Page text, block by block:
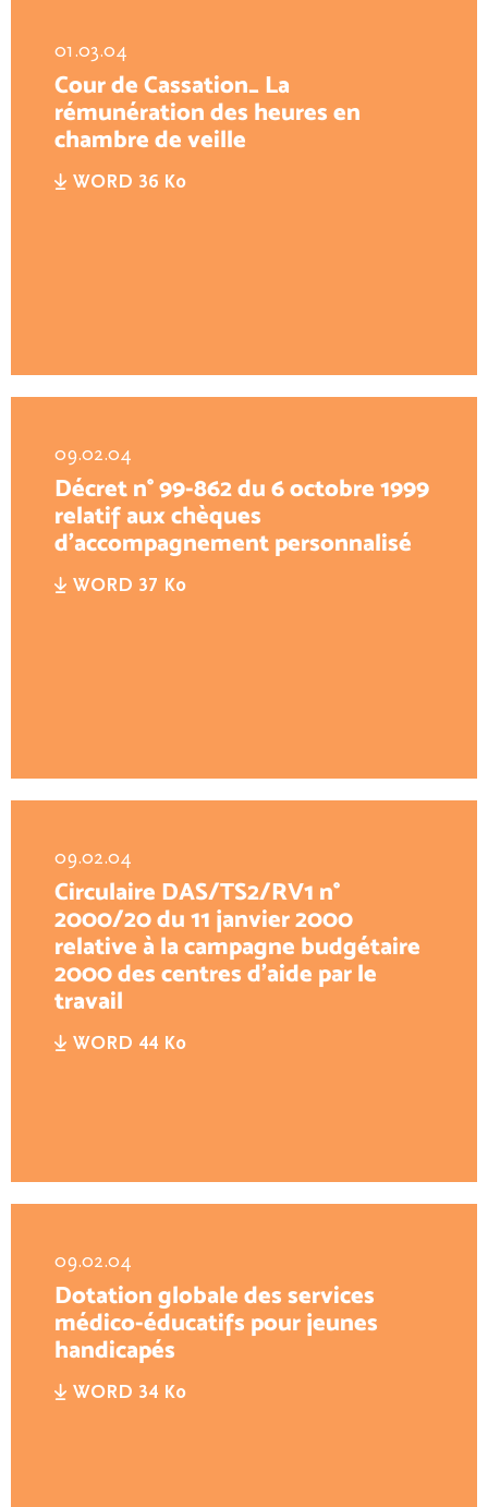
01.03.04
Cour de Cassation_ La
rémunération des heures en
chambre de veille
WORD 36 Ko
09.02.04
Décret n° 99-862 du 6 octobre 1999
relatif aux chèques
d’accompagnement personnalisé
WORD 37 Ko
09.02.04
Circulaire DAS/TS2/RV1 n°
2000/20 du 11 janvier 2000
relative à la campagne budgétaire
2000 des centres d’aide par le
travail
WORD 44 Ko
09.02.04
Dotation globale des services
médico-éducatifs pour jeunes
handicapés
WORD 34 Ko